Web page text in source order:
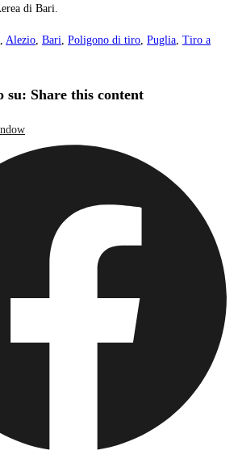
di Bari.
, Alezio, Bari, Poligono di tiro, Puglia, Tiro a
su: Share this content